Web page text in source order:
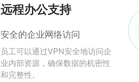
远程办公支持
安全的企业网络访问
员工可以通过VPN安全地访问企
业内部资源，确保数据的机密性
和完整性。